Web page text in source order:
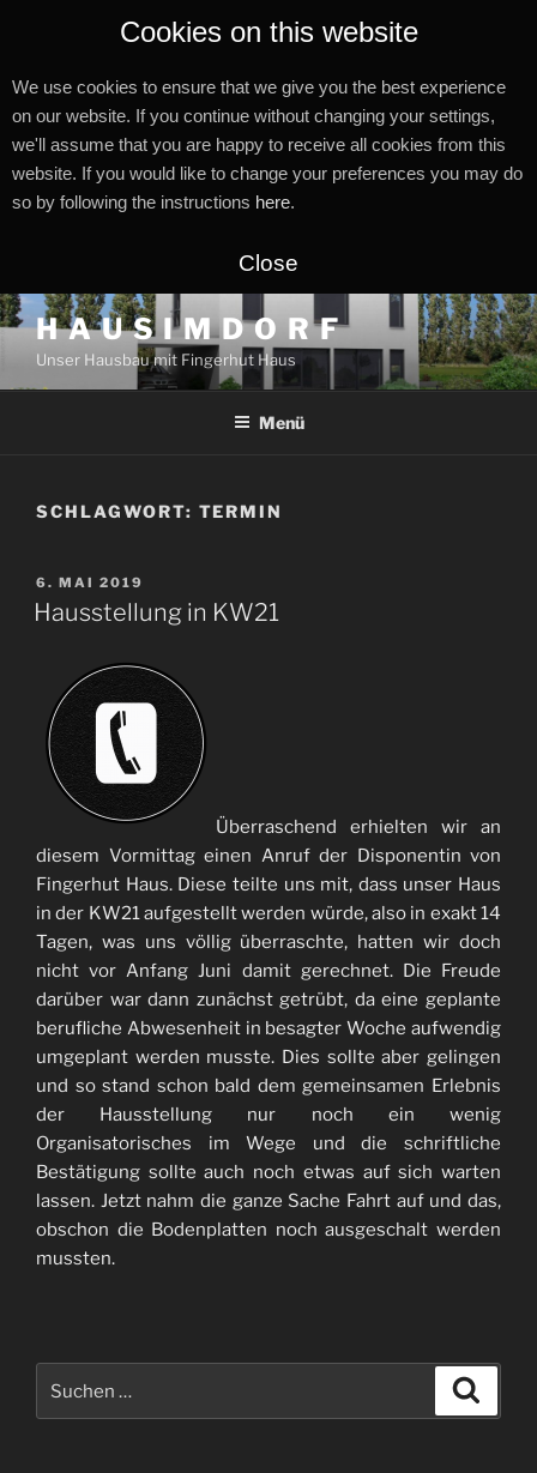
Cookies on this website
We use cookies to ensure that we give you the best experience
on our website. If you continue without changing your settings,
we'll assume that you are happy to receive all cookies from this
website. If you would like to change your preferences you may do
so by following the instructions here.
Close
Zum
Inhalt
springen
H A U S I M D O R F
Unser Hausbau mit Fingerhut Haus
Menü
SCHLAGWORT: TERMIN
VERÖFFENTLICHT
AM
6. MAI 2019
Hausstellung in KW21
Überraschend erhielten wir an
diesem Vormittag einen Anruf der Disponentin von
Fingerhut Haus. Diese teilte uns mit, dass unser Haus
in der KW21 aufgestellt werden würde, also in exakt 14
Tagen, was uns völlig überraschte, hatten wir doch
nicht vor Anfang Juni damit gerechnet. Die Freude
darüber war dann zunächst getrübt, da eine geplante
berufliche Abwesenheit in besagter Woche aufwendig
umgeplant werden musste. Dies sollte aber gelingen
und so stand schon bald dem gemeinsamen Erlebnis
der Hausstellung nur noch ein wenig
Organisatorisches im Wege und die schriftliche
Bestätigung sollte auch noch etwas auf sich warten
lassen. Jetzt nahm die ganze Sache Fahrt auf und das,
obschon die Bodenplatten noch ausgeschalt werden
mussten.
nach: